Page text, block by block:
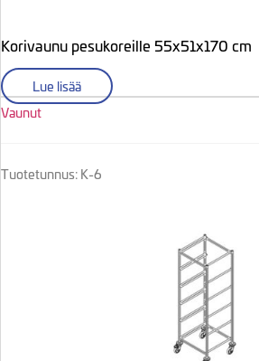
Korivaunu pesukoreille 55x51x170 cm
Lue lisää
Vaunut
Tuotetunnus: K-6